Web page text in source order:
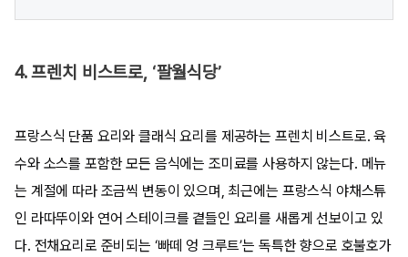
4. 프렌치 비스트로, ‘팔월식당’
프랑스식 단품 요리와 클래식 요리를 제공하는 프렌치 비스트로. 육
수와 소스를 포함한 모든 음식에는 조미료를 사용하지 않는다. 메뉴
는 계절에 따라 조금씩 변동이 있으며, 최근에는 프랑스식 야채스튜
인 라따뚜이와 연어 스테이크를 곁들인 요리를 새롭게 선보이고 있
다. 전채요리로 준비되는 ‘빠떼 엉 크루트’는 독특한 향으로 호불호가